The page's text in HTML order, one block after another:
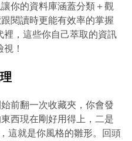
你的資料庫涵蓋分類＋觀
閱讀時更能有效率的掌握
，這些你自己萃取的資訊
！
前翻一次收藏夾，你會發
西現在剛好用得上，二是
這就是你風格的雛形。回頭